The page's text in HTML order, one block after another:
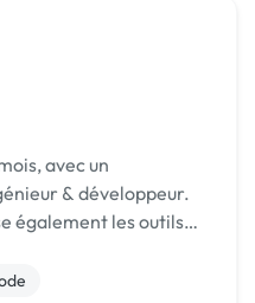
avec un
& développeur.
également les outils